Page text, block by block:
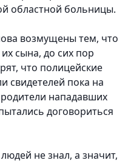
областной больницы.
возмущены тем, что
сына, до сих пор
что полицейские
свидетелей пока на
нападавших
договориться
не знал, а значит,